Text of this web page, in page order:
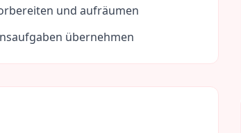
und aufräumen
übernehmen